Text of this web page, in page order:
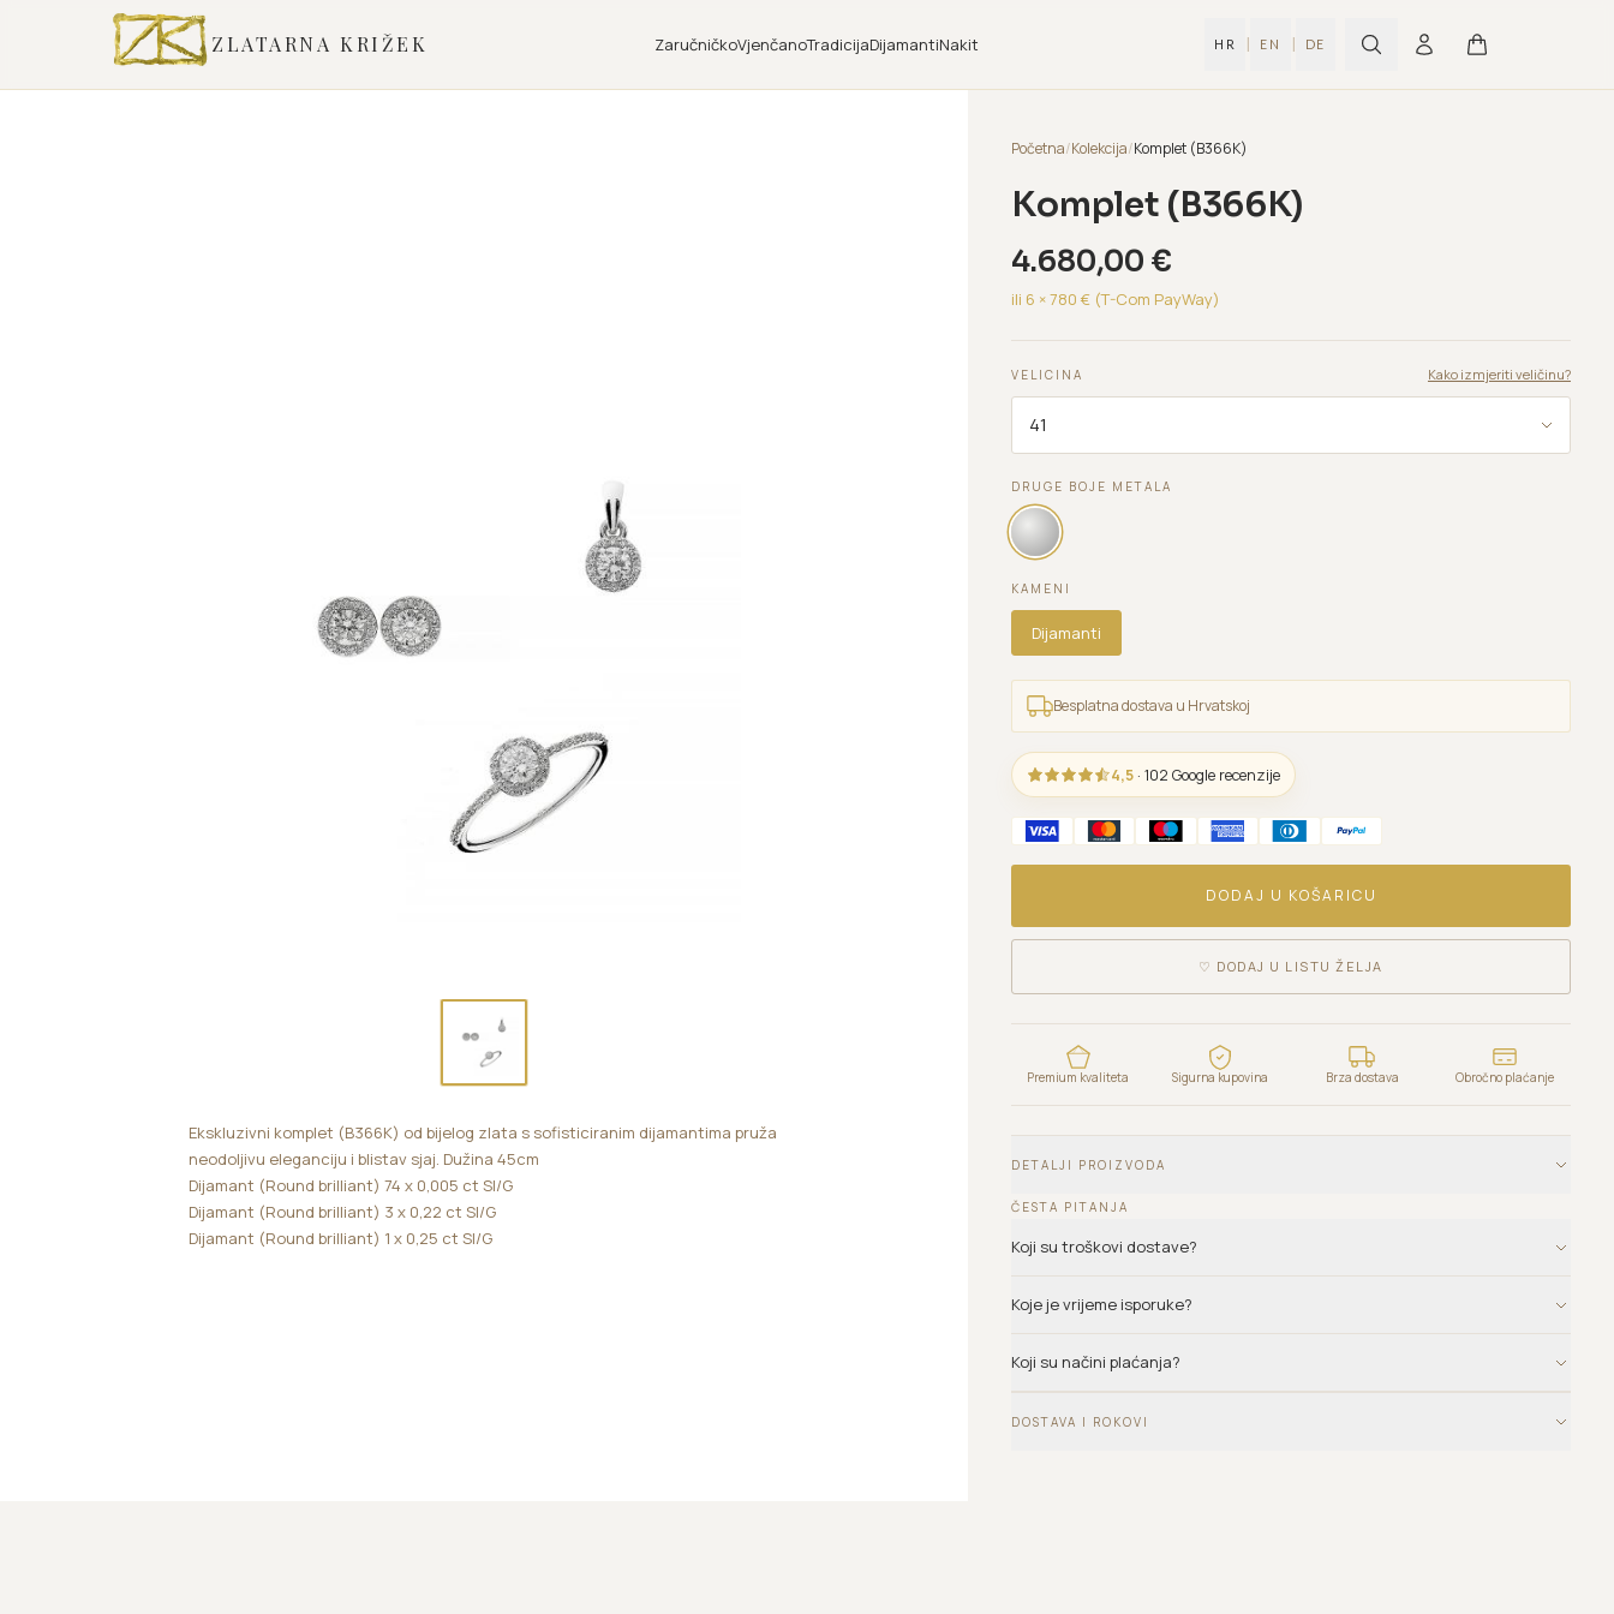
ZLATARNA KRIŽEK ZaručničkoVjenčanoTradicijaDijamantiNakit HR | EN | DE
Ekskluzivni komplet (B366K) od bijelog zlata s sofisticiranim dijamantima pruža
neodoljivu eleganciju i blistav sjaj. Dužina 45cm
Dijamant (Round brilliant) 74 x 0,005 ct SI/G
Dijamant (Round brilliant) 3 x 0,22 ct SI/G
Dijamant (Round brilliant) 1 x 0,25 ct SI/G
Početna/Kolekcija/Komplet (B366K)
Komplet (B366K)
4.680,00 €
ili 6 ×780 € (T-Com PayWay)
VELICINA Kako izmjeriti veličinu?
DRUGE BOJE METALA
KAMENI
Dijamanti
Besplatna dostava u Hrvatskoj
4,5 · 102 Google recenzije
DODAJ U KOŠARICU
♡ DODAJ U LISTU ŽELJA
Premium kvaliteta Sigurna kupovina Brza dostava Obročno plaćanje
DETALJI PROIZVODA
ČESTA PITANJA
Koji su troškovi dostave?
Koje je vrijeme isporuke?
Koji su načini plaćanja?
DOSTAVA I ROKOVI